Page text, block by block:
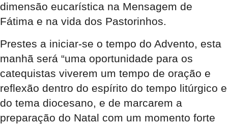
dimensão eucarística na Mensagem de
Fátima e na vida dos Pastorinhos.
Prestes a iniciar-se o tempo do Advento, esta
manhã será “uma oportunidade para os
catequistas viverem um tempo de oração e
reflexão dentro do espírito do tempo litúrgico e
do tema diocesano, e de marcarem a
preparação do Natal com um momento forte